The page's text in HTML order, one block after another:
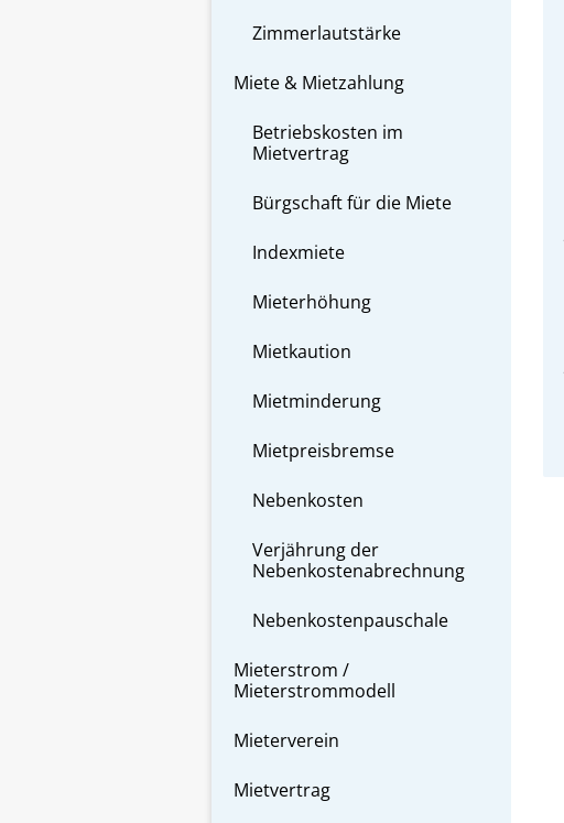
Zimmerlautstärke
Miete & Mietzahlung
Betriebskosten im
Mietvertrag
Bürgschaft für die Miete
Indexmiete
Mieterhöhung
Mietkaution
Mietminderung
Mietpreisbremse
Nebenkosten
Verjährung der
Nebenkostenabrechnung
Nebenkostenpauschale
Mieterstrom /
Mieterstrommodell
Mieterverein
Mietvertrag